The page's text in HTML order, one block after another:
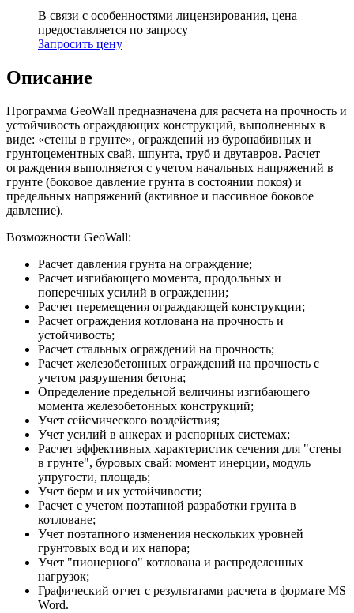
В связи с особенностями лицензирования, цена
предоставляется по запросу
Запросить цену
Описание
Программа GeoWall предназначена для расчета на прочность и
устойчивость ограждающих конструкций, выполненных в
виде: «стены в грунте», ограждений из буронабивных и
грунтоцементных свай, шпунта, труб и двутавров. Расчет
ограждения выполняется с учетом начальных напряжений в
грунте (боковое давление грунта в состоянии покоя) и
предельных напряжений (активное и пассивное боковое
давление).
Возможности GeoWall:
Расчет давления грунта на ограждение;
Расчет изгибающего момента, продольных и
поперечных усилий в ограждении;
Расчет перемещения ограждающей конструкции;
Расчет ограждения котлована на прочность и
устойчивость;
Расчет стальных ограждений на прочность;
Расчет железобетонных ограждений на прочность с
учетом разрушения бетона;
Определение предельной величины изгибающего
момента железобетонных конструкций;
Учет сейсмического воздействия;
Учет усилий в анкерах и распорных системах;
Расчет эффективных характеристик сечения для "стены
в грунте", буровых свай: момент инерции, модуль
упругости, площадь;
Учет берм и их устойчивости;
Расчет с учетом поэтапной разработки грунта в
котловане;
Учет поэтапного изменения нескольких уровней
грунтовых вод и их напора;
Учет "пионерного" котлована и распределенных
нагрузок;
Графический отчет с результатами расчета в формате MS
Word.